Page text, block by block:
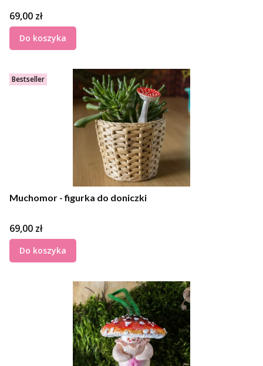
Cena
69,00 zł
Do koszyka
Bestseller
Muchomor - figurka do doniczki
Cena
69,00 zł
Do koszyka